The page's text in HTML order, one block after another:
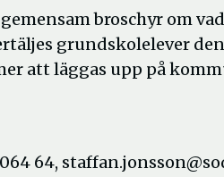
broschyr om
grundskolelever
att läggas upp på
64,